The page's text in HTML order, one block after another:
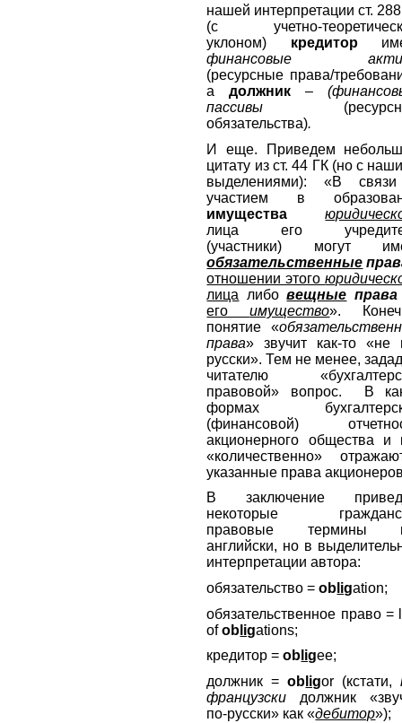
нашей интерпретации ст.
(с учетно-
уклоном) кредитор
финансовые
(ресурсные права/
адолжник –
пассивы
обязательства).
И еще. Приведем
цитату из ст. 44 ГК (но с
выделениями): «В
участием в
имущества
лица его
(участники) могут
обязательственные
отношении этого
лица либовещные права
егоимущество».
понятие «
права» звучит как-то «не
русски». Тем не менее,
читателю
правовой» вопрос. В
формах
(финансовой)
акционерного общества и
«количественно»
указанные права
В заключение
некоторые
правовые термины
английски, но в
интерпретации автора:
обязательство =ob ligation;
обязательственное право =
ofob ligations;
кредитор =ob ligee;
должник =ob ligor (кстати,
французски должник
по-русски» как «дебитор»);